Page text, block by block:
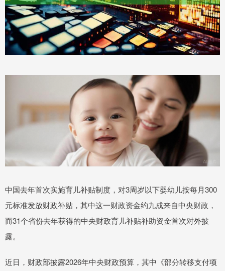
中国去年首次实施育儿补贴制度，对3周岁以下婴幼儿按每月300
元标准发放财政补贴，其中这一财政资金约九成来自中央财政，
而31个省份去年获得的中央财政育儿补贴补助资金首次对外披
露。
近日，财政部披露2026年中央财政预算，其中《部分转移支付项